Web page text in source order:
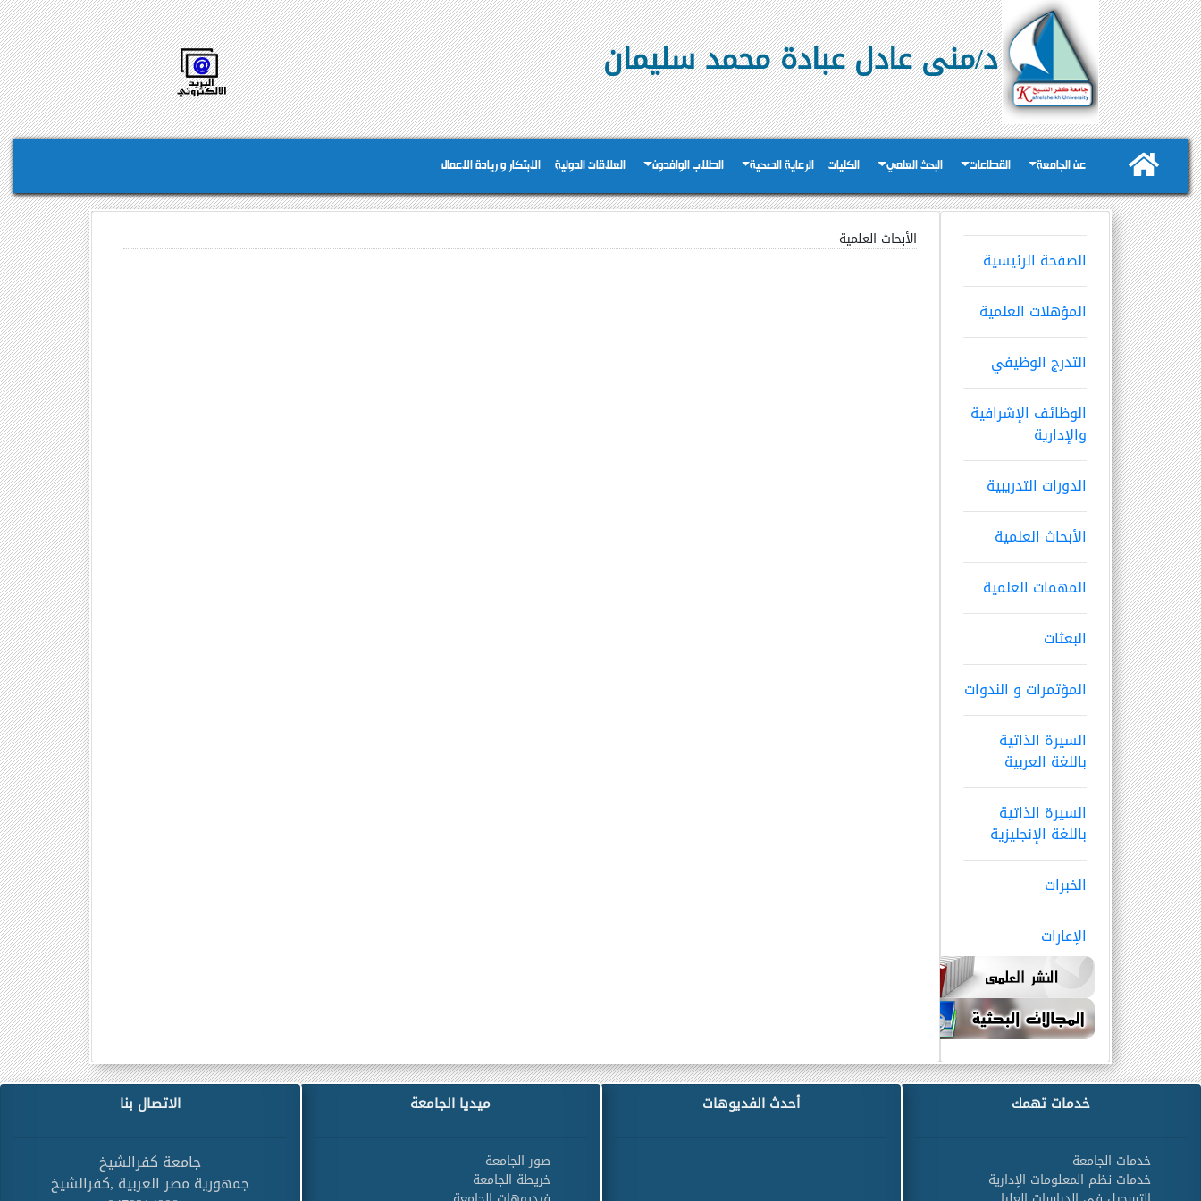
د/منى عادل عبادة محمد سليمان
عن الجامعة القطاعات البحث العلمي الكليات الرعاية الصحية الطلاب الوافدون العلاقات الدولية الابتكار و ريادة الاعمال
الصفحة الرئيسية
المؤهلات العلمية
التدرج الوظيفي
الوظائف الإشرافية
والإدارية
الدورات التدريبية
الأبحاث العلمية
المهمات العلمية
البعثات
المؤتمرات و الندوات
السيرة الذاتية
باللغة العربية
السيرة الذاتية
باللغة الإنجليزية
الخبرات
الإعارات
الأبحاث العلمية
خدمات تهمك
خدمات الجامعة
خدمات نظم المعلومات الإدارية
أحدث الفديوهات ميديا الجامعة
صور الجامعة
خريطة الجامعة
الاتصال بنا
جامعة كفرالشيخ
جمهورية مصر العربية ,كفرالشيخ